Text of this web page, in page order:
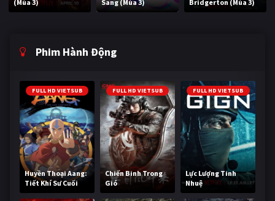
(Mùa 3) Sang (Mùa 3) Bridgerton (Mùa 3)
Phim Hành Động
FULL HD VIETSUB
Huyền Thoại Aang:
Tiết Khí Sư Cuối
Cùng
FULL HD VIETSUB
Chiến Binh Trong
Gió
FULL HD VIETSUB
Lực Lượng Tinh
Nhuệ